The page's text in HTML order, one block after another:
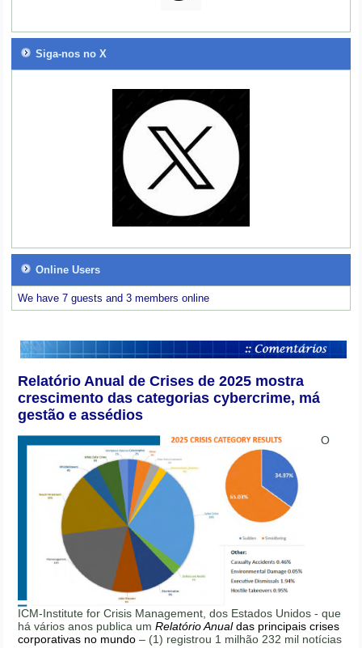
Siga-nos no X
Online Users
We have 7 guests and 3 members online
Relatório Anual de Crises de 2025 mostra
crescimento das categorias cybercrime, má
gestão e assédios
O
ICM-Institute for Crisis Management, dos Estados Unidos - que
há vários anos publica umRelatório Anualdas principais crises
corporativas no mundo – (1) registrou 1 milhão 232 mil notícias